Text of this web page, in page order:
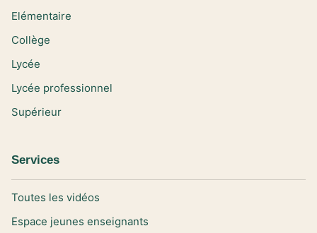
Elémentaire
Collège
Lycée
Lycée professionnel
Supérieur
Services
Toutes les vidéos
Espace jeunes enseignants